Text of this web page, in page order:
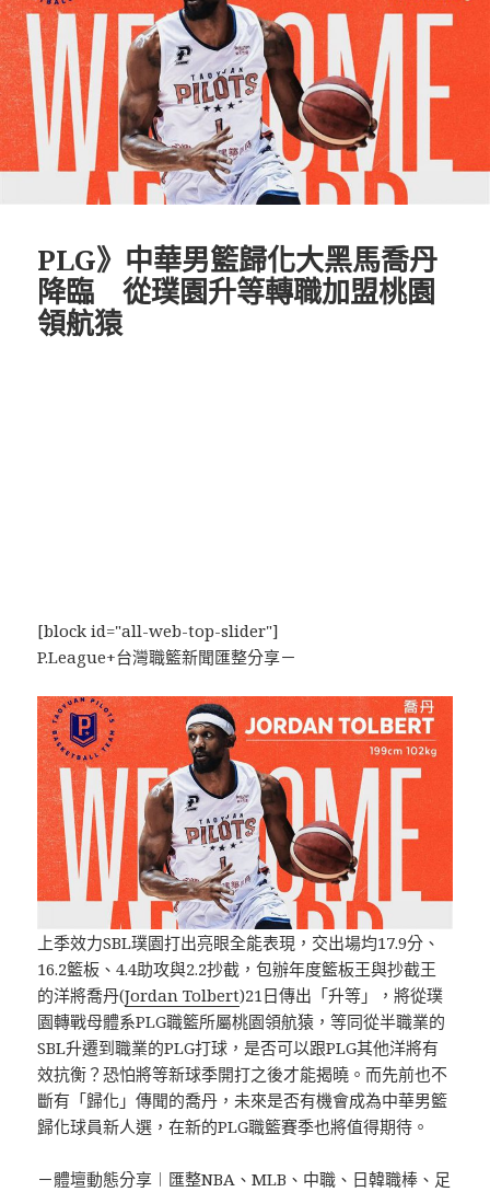
PLG》中華男籃歸化大黑馬喬丹
降臨 從璞園升等轉職加盟桃園
領航猿
[block id="all-web-top-slider"]
P.League+台灣職籃新聞匯整分享－
上季效力SBL璞園打出亮眼全能表現，交出場均17.9分、
16.2籃板、4.4助攻與2.2抄截，包辦年度籃板王與抄截王
的洋將喬丹(Jordan Tolbert)21日傳出「升等」，將從璞
園轉戰母體系PLG職籃所屬桃園領航猿，等同從半職業的
SBL升遷到職業的PLG打球，是否可以跟PLG其他洋將有
效抗衡？恐怕將等新球季開打之後才能揭曉。而先前也不
斷有「歸化」傳聞的喬丹，未來是否有機會成為中華男籃
歸化球員新人選，在新的PLG職籃賽季也將值得期待。
－體壇動態分享︱匯整NBA、MLB、中職、日韓職棒、足